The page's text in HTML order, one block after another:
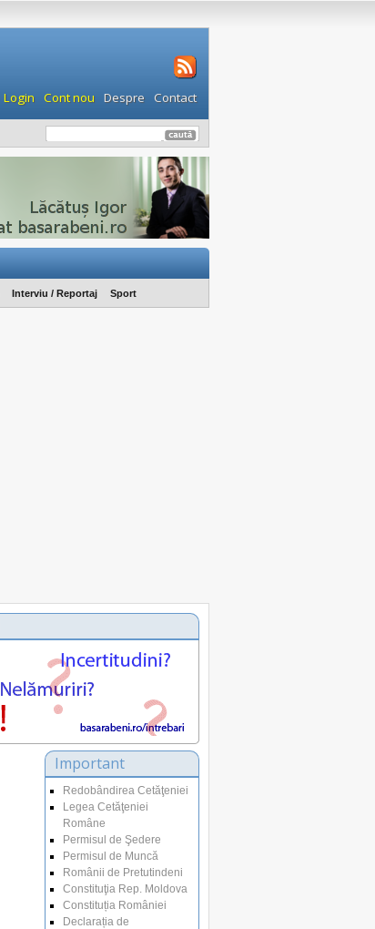
Login Cont nou Despre Contact
Interviu / Reportaj Sport
Important
Redobândirea Cetăţeniei
Legea Cetăţeniei
Române
Permisul de Şedere
Permisul de Muncă
Românii de Pretutindeni
Constituţia Rep. Moldova
Constituția României
Declarația de